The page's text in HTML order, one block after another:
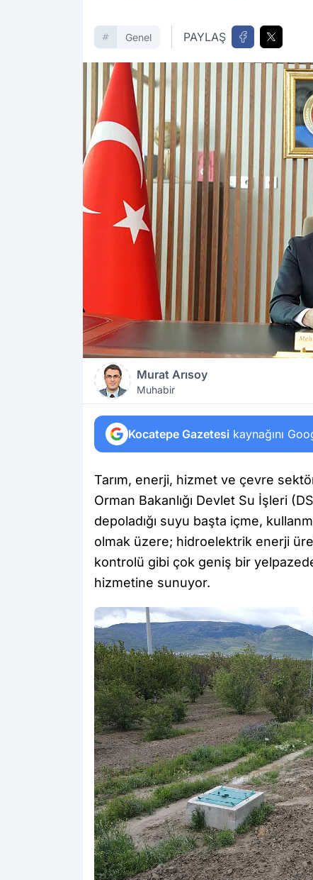
Genel PAYLAŞ
Murat Arısoy
Muhabir
Kocatepe Gazetesi kaynağını
Tarım, enerji, hizmet ve çevre
Orman Bakanlığı Devlet Su İşleri
depoladığı suyu başta içme,
olmak üzere; hidroelektrik enerji
kontrolü gibi çok geniş bir
hizmetine sunuyor.